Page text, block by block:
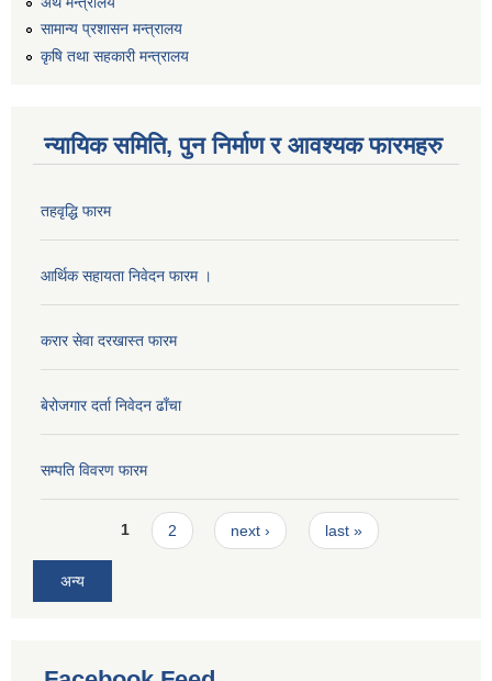
सामान्य प्रशासन मन्त्रालय
कृषि तथा सहकारी मन्त्रालय
न्यायिक समिति, पुन निर्माण र आवश्यक फारमहरु
तहवृद्धि फारम
आर्थिक सहायता निवेदन फारम ।
करार सेवा दरखास्त फारम
बेरोजगार दर्ता निवेदन ढाँचा
सम्पति विवरण फारम
Pages1 2 next › last »
अन्य